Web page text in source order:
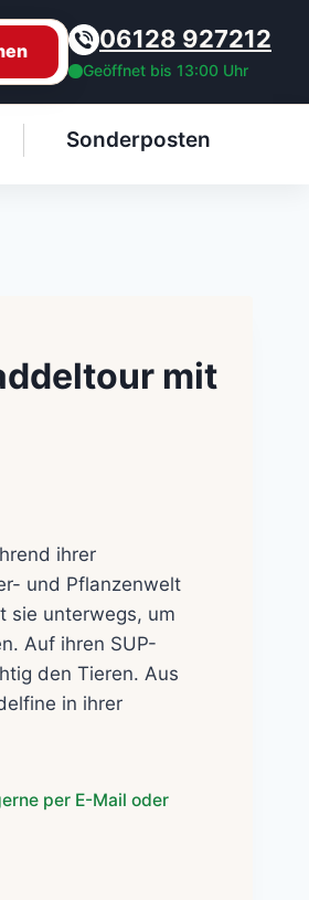
06128 927212
Geöffnet bis 13:00 Uhr
Sonderposten
mit
ihrer
und Pflanzenwelt
sie unterwegs, um
Auf ihren SUP-
den Tieren. Aus
in ihrer
per E-Mail oder